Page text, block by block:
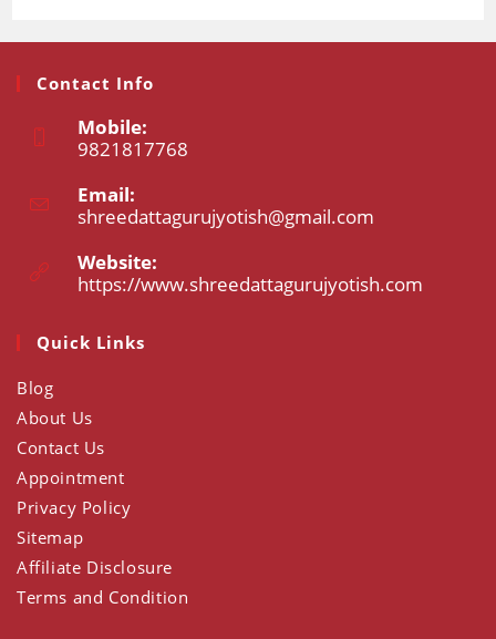
Contact Info
Mobile:
9821817768
in
your
application
Email:
shreedattagurujyotish@gmail.com
Website:
https://www.shreedattagurujyotish.com
Quick Links
Blog
About Us
Contact Us
Appointment
Privacy Policy
Sitemap
Affiliate Disclosure
Terms and Condition